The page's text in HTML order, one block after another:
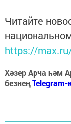
Читайте
https://
Хәзер Арча һәм
безнеңTelegram-